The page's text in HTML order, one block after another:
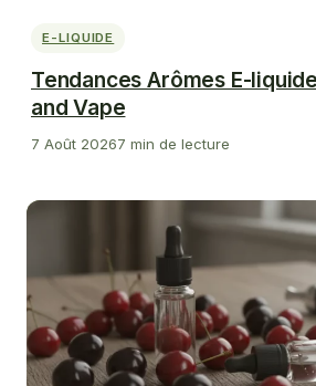
E-LIQUIDE
Tendances Arômes E-
and Vape
7 Août 20267 min de lecture